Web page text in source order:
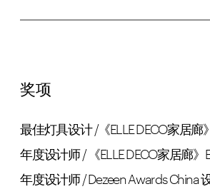
奖项
最佳灯具设计 /《ELLE DECO家居廊
年度设计师 / 《ELLE DECO家居廊》
年度设计师 / Dezeen Awards China